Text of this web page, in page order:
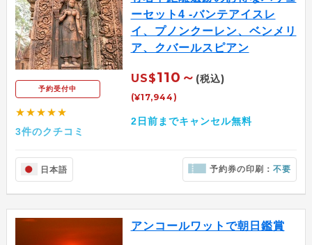
予約受付中
★★★★★
3件のクチコミ
ーセット4 -バンテアイスレ
イ、プノンクーレン、ベンメリ
ア、クバールスピアン
US$110～ (税込)
(¥17,944)
2日前までキャンセル無料
日本語 予約券の印刷：不要
アンコールワットで朝日鑑賞